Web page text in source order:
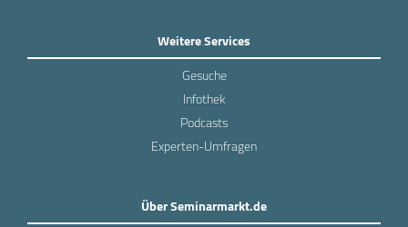
Weitere Services
Gesuche
Infothek
Podcasts
Experten-Umfragen
Über Seminarmarkt.de